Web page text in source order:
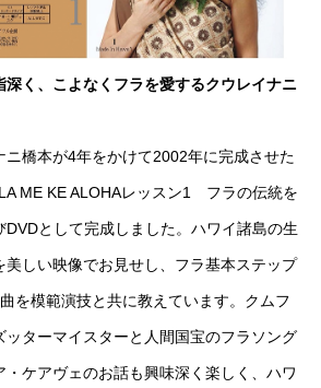
く、こよなくフラを愛するクウレイナニ
橋本が4年をかけて2002年に完成させた
ME KE ALOHAレッスン1 フラの伝統を
DVDとして完成しました。ハワイ諸島の生
美しい映像でお見せし、フラ基本ステップ
を模範演技と共に教えています。クムフ
ターマイスターと人間国宝のフラソング
ケアヴェのお話も興味深く楽しく、ハワ